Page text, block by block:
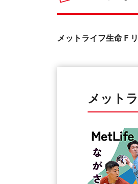
メットライフ生命Ｆ
メット